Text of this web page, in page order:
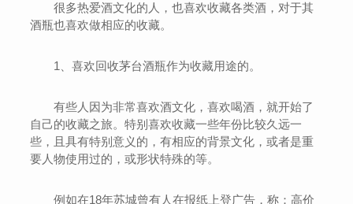
很多热爱酒文化的人，也喜欢收藏各类酒，对于其
酒瓶也喜欢做相应的收藏。
1、喜欢回收茅台酒瓶作为收藏用途的。
有些人因为非常喜欢酒文化，喜欢喝酒，就开始了
自己的收藏之旅。特别喜欢收藏一些年份比较久远一
些，且具有特别意义的，有相应的背景文化，或者是重
要人物使用过的，或形状特殊的等。
例如在18年苏城曾有人在报纸上登广告，称：高价